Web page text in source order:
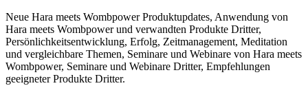
Neue Hara meets Wombpower Produktupdates, Anwendung von
Hara meets Wombpower und verwandten Produkte Dritter,
Persönlichkeitsentwicklung, Erfolg, Zeitmanagement, Meditation
und vergleichbare Themen, Seminare und Webinare von Hara meets
Wombpower, Seminare und Webinare Dritter, Empfehlungen
geeigneter Produkte Dritter.